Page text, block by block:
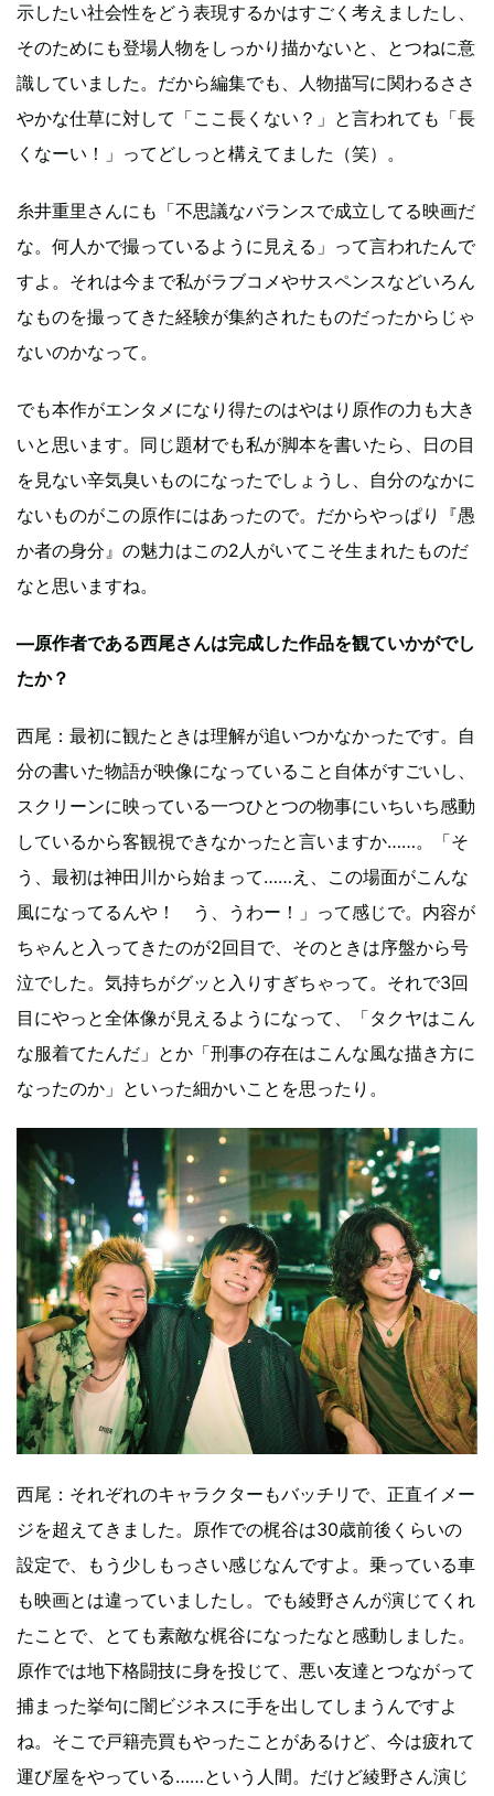
示したい社会性をどう表現するかはすごく考えましたし、
そのためにも登場人物をしっかり描かないと、とつねに意
識していました。だから編集でも、人物描写に関わるささ
やかな仕草に対して「ここ長くない？」と言われても「長
くなーい！」ってどしっと構えてました（笑）。
糸井重里さんにも「不思議なバランスで成立してる映画だ
な。何人かで撮っているように見える」って言われたんで
すよ。それは今まで私がラブコメやサスペンスなどいろん
なものを撮ってきた経験が集約されたものだったからじゃ
ないのかなって。
でも本作がエンタメになり得たのはやはり原作の力も大き
いと思います。同じ題材でも私が脚本を書いたら、日の目
を見ない辛気臭いものになったでしょうし、自分のなかに
ないものがこの原作にはあったので。だからやっぱり『愚
か者の身分』の魅力はこの2人がいてこそ生まれたものだ
なと思いますね。
—原作者である西尾さんは完成した作品を観ていかがでし
たか？
西尾：最初に観たときは理解が追いつかなかったです。自
分の書いた物語が映像になっていること自体がすごいし、
スクリーンに映っている一つひとつの物事にいちいち感動
しているから客観視できなかったと言いますか……。「そ
う、最初は神田川から始まって……え、この場面がこんな
風になってるんや！ う、うわー！」って感じで。内容が
ちゃんと入ってきたのが2回目で、そのときは序盤から号
泣でした。気持ちがグッと入りすぎちゃって。それで3回
目にやっと全体像が見えるようになって、「タクヤはこん
な服着てたんだ」とか「刑事の存在はこんな風な描き方に
なったのか」といった細かいことを思ったり。
西尾：それぞれのキャラクターもバッチリで、正直イメー
ジを超えてきました。原作での梶谷は30歳前後くらいの
設定で、もう少しもっさい感じなんですよ。乗っている車
も映画とは違っていましたし。でも綾野さんが演じてくれ
たことで、とても素敵な梶谷になったなと感動しました。
原作では地下格闘技に身を投じて、悪い友達とつながって
捕まった挙句に闇ビジネスに手を出してしまうんですよ
ね。そこで戸籍売買もやったことがあるけど、今は疲れて
運び屋をやっている……という人間。だけど綾野さん演じ